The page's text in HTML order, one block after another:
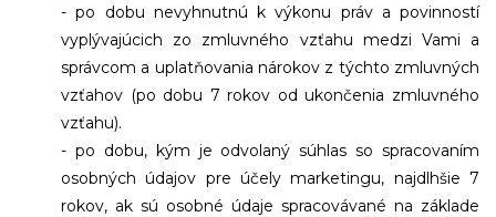
- po dobu nevyhnutnú k výkonu práv a povinností
vyplývajúcich zo zmluvného vzťahu medzi Vami a
správcom a uplatňovania nárokov z týchto zmluvných
vzťahov (po dobu 7 rokov od ukončenia zmluvného
vzťahu).
- po dobu, kým je odvolaný súhlas so spracovaním
osobných údajov pre účely marketingu, najdlhšie 7
rokov, ak sú osobné údaje spracovávané na základe